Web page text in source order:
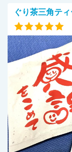
ぐり茶三角テ